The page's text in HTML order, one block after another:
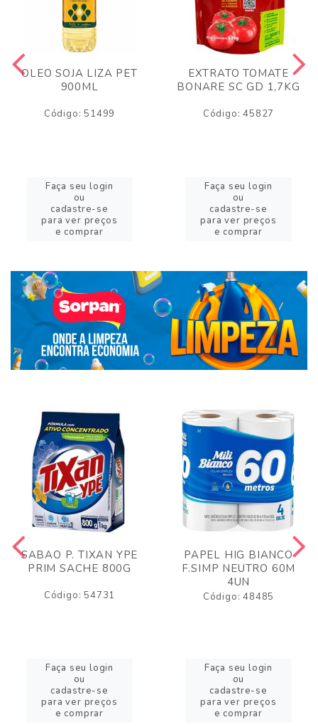
OLEO SOJA LIZA PET
900ML
Código: 51499
Faça seu login
ou
cadastre-se
para ver preços
e comprar
EXTRATO TOMATE
BONARE SC GD 1,7KG
Código: 45827
Faça seu login
ou
cadastre-se
para ver preços
e comprar
SABAO P. TIXAN YPE
PRIM SACHE 800G
Código: 54731
Faça seu login
ou
cadastre-se
para ver preços
e comprar
PAPEL HIG BIANCO
F.SIMP NEUTRO 60M
4UN
Código: 48485
Faça seu login
ou
cadastre-se
para ver preços
e comprar